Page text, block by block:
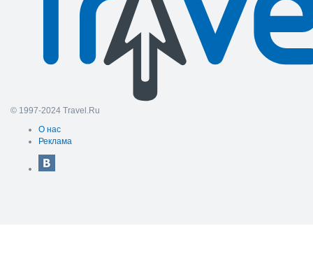
© 1997-2024 Travel.Ru
О нас
Реклама